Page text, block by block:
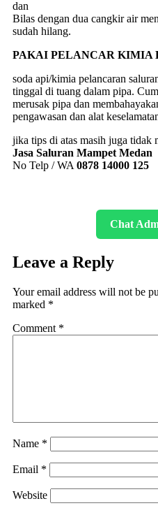
dan
Bilas dengan dua cangkir air
sudah hilang.
PAKAI PELANCAR KIMIA
soda api/kimia pelancaran
tinggal di tuang dalam pipa.
merusak pipa dan
pengawasan dan alat
jika tips di atas masih juga tidak
Jasa Saluran Mampet Medan
No Telp / WA 0878 14000 125
Chat
Leave a Reply
Your email address will not be
marked *
Comment *
Name *
Email *
Website